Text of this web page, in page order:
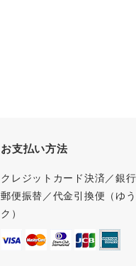
お支払い方法
クレジットカード決済／銀
郵便振替／代金引換便（ゆ
ク）